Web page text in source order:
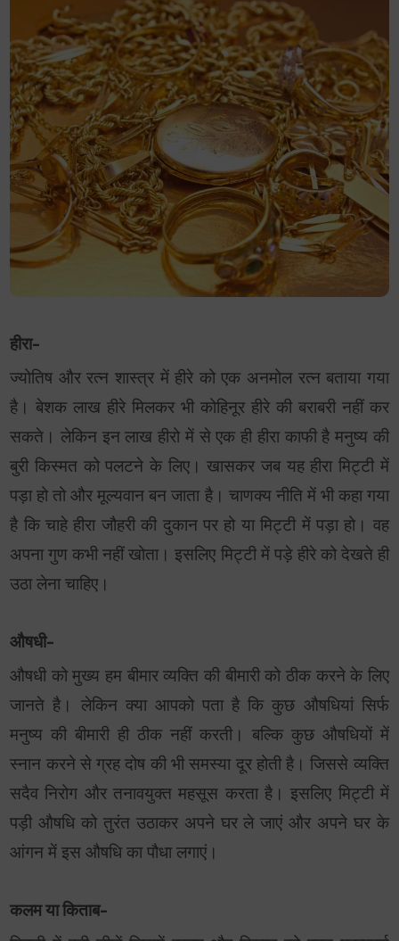
हीरा-
ज्योतिष और रत्न शास्त्र में हीरे को एक अनमोल रत्न बताया गया
है। बेशक लाख हीरे मिलकर भी कोहिनूर हीरे की बराबरी नहीं कर
सकते। लेकिन इन लाख हीरो में से एक ही हीरा काफी है मनुष्य की
बुरी किस्मत को पलटने के लिए। खासकर जब यह हीरा मिट्टी में
पड़ा हो तो और मूल्यवान बन जाता है। चाणक्य नीति में भी कहा गया
है कि चाहे हीरा जौहरी की दुकान पर हो या मिट्टी में पड़ा हो। वह
अपना गुण कभी नहीं खोता। इसलिए मिट्टी में पड़े हीरे को देखते ही
उठा लेना चाहिए।
औषधी-
औषधी को मुख्य हम बीमार व्यक्ति की बीमारी को ठीक करने के लिए
जानते है। लेकिन क्या आपको पता है कि कुछ औषधियां सिर्फ
मनुष्य की बीमारी ही ठीक नहीं करती। बल्कि कुछ औषधियों में
स्नान करने से ग्रह दोष की भी समस्या दूर होती है। जिससे व्यक्ति
सदैव निरोग और तनावयुक्त महसूस करता है। इसलिए मिट्टी में
पड़ी औषधि को तुरंत उठाकर अपने घर ले जाएं और अपने घर के
आंगन में इस औषधि का पौधा लगाएं।
कलम या किताब-